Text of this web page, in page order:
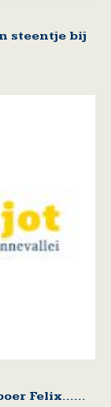
steentje bij
Felix……